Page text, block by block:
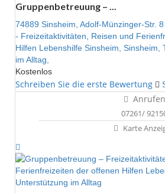
Gruppenbetreuung – ...
74889 Sinsheim, Adolf-Münzinger-Str. 8
- Freizeitaktivitäten, Reisen und
Hilfen Lebenshilfe Sinsheim, Sinsheim,
im Alltag,
Kostenlos
Schreiben Sie die erste Bewertung
Anrufen
07261/
Karte
Unterstützung im Alltag